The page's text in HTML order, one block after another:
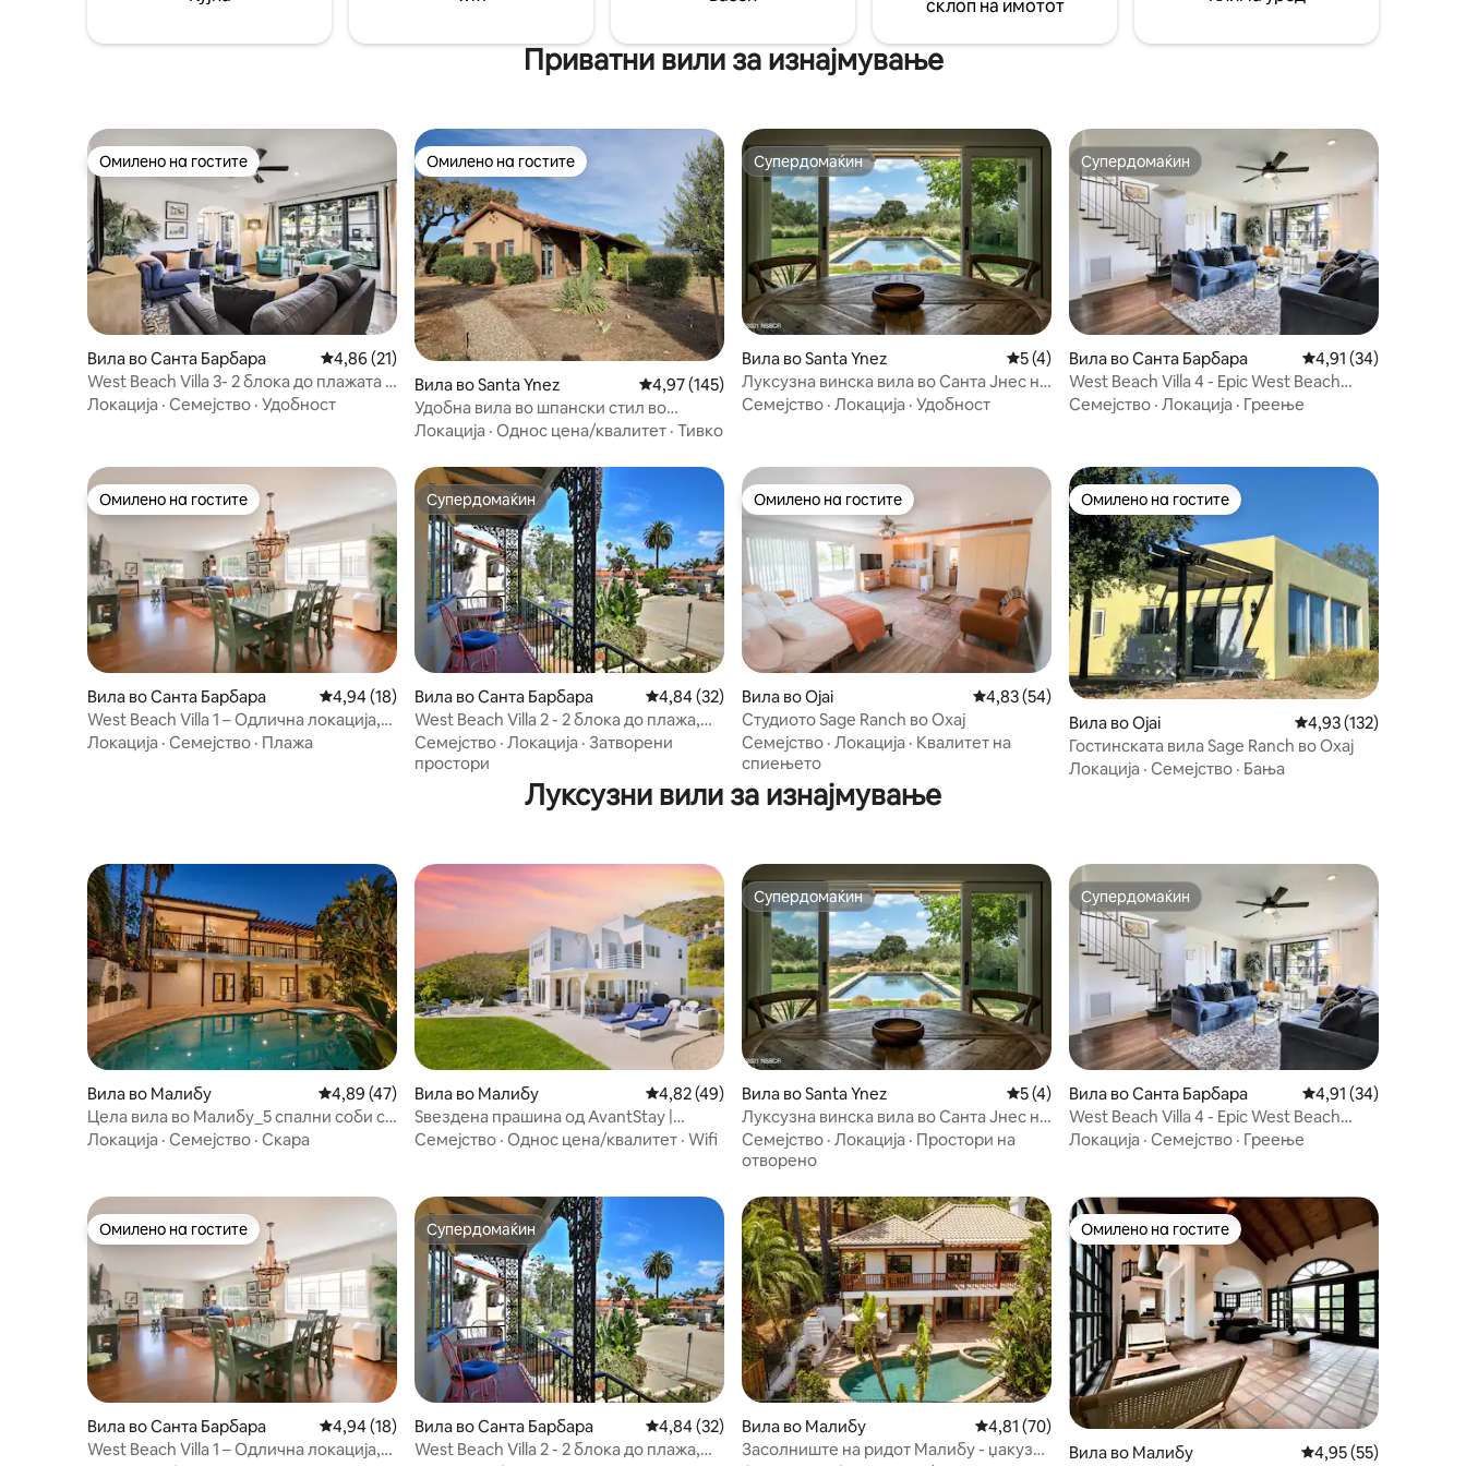
детали што треба да ги имате предвид“
греење за дополнителен надоместок
идентификација Проверен Airbnb.
склоп на имотот
Приватни вили за изнајмување
Омилено на гостите
Омилено на гостите
Вила во Санта Барбара Просечна оцена: 4,86 од 5, 21 рецензии
4,86 (21)
West Beach Villa 3- 2 блока до плажата и
државната улица
Локација · Семејство · Удобност
Омилено на гостите
Омилено на гостите
Вила во Santa Ynez Просечна оцена: 4,97 од 5, 145 рецензии
4,97 (145)
Удобна вила во шпански стил во
земјата на виното
Локација · Однос цена/квалитет · Тивко
Супердомаќин
Супердомаќин
Вила во Santa Ynez Просечна оцена: 5 од 5, 4 рецензии
5 (4)
Луксузна винска вила во Санта Јнес на
20 хектари
Семејство · Локација · Удобност
Супердомаќин
Супердомаќин
Вила во Санта Барбара Просечна оцена:
4,91 (34)
West Beach Villa 4 - Epic West Beach
property
Семејство · Локација · Греење
Омилено на гостите
Омилено на гостите
Вила во Санта Барбара Просечна оцена: 4,94 од 5, 18 рецензии
4,94 (18)
West Beach Villa 1 – Одлична локација,
плажа +
Локација · Семејство · Плажа
Супердомаќин
Супердомаќин
Вила во Санта Барбара Просечна оцена: 4,84 од 5, 32 рецензии
4,84 (32)
West Beach Villa 2 - 2 блока до плажа,
State St.
Семејство · Локација · Затворени
простори
Омилено на гостите
Омилено на гостите
Вила во Ojai Просечна оцена: 4,83 од 5, 54 рецензии
4,83 (54)
Студиото Sage Ranch во Охај
Семејство · Локација · Квалитет на
спиењето
Омилено на гостите
Омилено на гостите
Вила во Ojai Просечна оцена:
4,93 (132)
Гостинската вила Sage Ranch во Охај
Локација · Семејство · Бања
Луксузни вили за изнајмување
Вила во Малибу Просечна оцена: 4,89 од 5, 47 рецензии
4,89 (47)
Цела вила во Малибу_5 спални соби со
базен и спа
Локација · Семејство · Скара
Вила во Малибу Просечна оцена: 4,82 од 5, 49 рецензии
4,82 (49)
Ѕвездена прашина од AvantStay |
Прегледи, хидромасажна када, маса за
Семејство · Однос цена/квалитет · Wifi
Супердомаќин
Супердомаќин
Вила во Santa Ynez Просечна оцена: 5 од 5, 4 рецензии
5 (4)
Луксузна винска вила во Санта Јнес на
20 хектари
Семејство · Локација · Простори на
отворено
Супердомаќин
Супердомаќин
Вила во Санта Барбара Просечна оцена:
4,91 (34)
West Beach Villa 4 - Epic West Beach
property
Локација · Семејство · Греење
Омилено на гостите
Омилено на гостите
Вила во Санта Барбара Просечна оцена: 4,94 од 5, 18 рецензии
4,94 (18)
West Beach Villa 1 – Одлична локација,
Супердомаќин
Супердомаќин
Вила во Санта Барбара Просечна оцена: 4,84 од 5, 32 рецензии
4,84 (32)
West Beach Villa 2 - 2 блока до плажа,
Вила во Малибу Просечна оцена: 4,81 од 5, 70 рецензии
4,81 (70)
Засолниште на ридот Малибу - џакузи
Омилено на гостите
Омилено на гостите
Вила во Малибу Просечна оцена:
4,95 (55)